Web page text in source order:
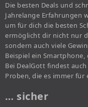
Die besten Deals und
Jahrelange Erfahrungen
um für dich die besten
ermöglicht dir nicht nur
sondern auch viele
Beispiel ein
Bei DealGott findest
Proben, die es immer
… sicher